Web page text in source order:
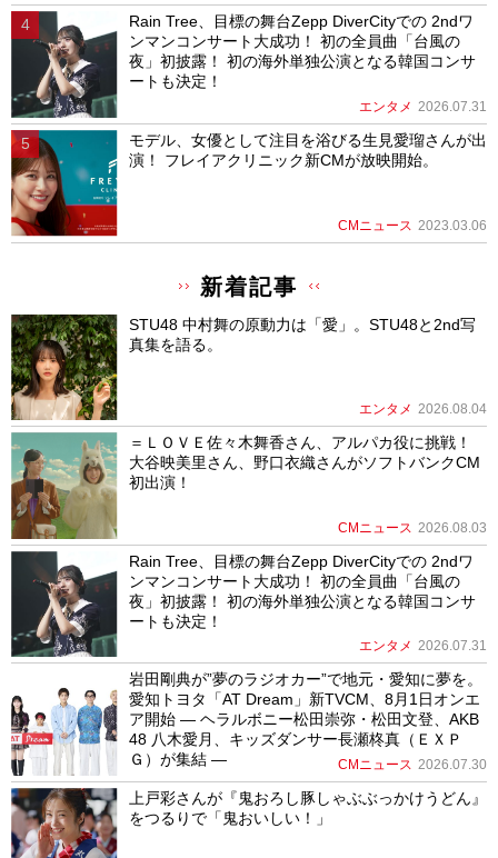
Rain Tree、目標の舞台Zepp DiverCityでの 2ndワ
ンマンコンサート大成功！ 初の全員曲「台風の
夜」初披露！ 初の海外単独公演となる韓国コンサ
ートも決定！
エンタメ 2026.07.31
モデル、女優として注目を浴びる生見愛瑠さんが出
演！ フレイアクリニック新CMが放映開始。
CMニュース 2023.03.06
新着記事
STU48 中村舞の原動力は「愛」。STU48と2nd写
真集を語る。
エンタメ 2026.08.04
＝ＬＯＶＥ佐々木舞香さん、アルパカ役に挑戦！
大谷映美里さん、野口衣織さんがソフトバンクCM
初出演！
CMニュース 2026.08.03
Rain Tree、目標の舞台Zepp DiverCityでの 2ndワ
ンマンコンサート大成功！ 初の全員曲「台風の
夜」初披露！ 初の海外単独公演となる韓国コンサ
ートも決定！
エンタメ 2026.07.31
岩田剛典が”夢のラジオカー”で地元・愛知に夢を。
愛知トヨタ「AT Dream」新TVCM、8月1日オンエ
ア開始 ― ヘラルボニー松田崇弥・松田文登、AKB
48 八木愛月、キッズダンサー長瀬柊真（ＥＸＰ
Ｇ）が集結 ―
CMニュース 2026.07.30
上戸彩さんが『鬼おろし豚しゃぶぶっかけうどん』
をつるりで「鬼おいしい！」